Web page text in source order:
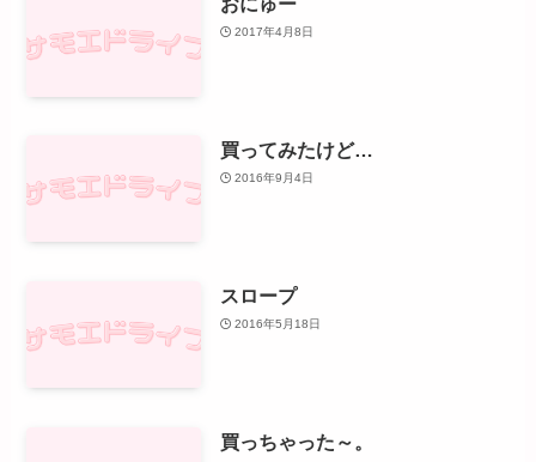
2017年4月8日
買ってみたけど…
2016年9月4日
スロープ
2016年5月18日
買っちゃった～。